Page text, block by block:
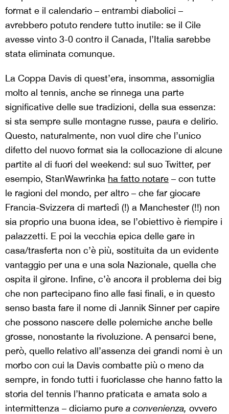
format e il calendario – entrambi diabolici –
avrebbero potuto rendere tutto inutile: se il Cile
avesse vinto 3-0 contro il Canada, l’Italia sarebbe
stata eliminata comunque.
La Coppa Davis di quest’era, insomma, assomiglia
molto al tennis, anche se rinnega una parte
significative delle sue tradizioni, della sua essenza:
si sta sempre sulle montagne russe, paura e delirio.
Questo, naturalmente, non vuol dire che l’unico
difetto del nuovo format sia la collocazione di alcune
partite al di fuori del weekend: sul suo Twitter, per
esempio, StanWawrinka ha fatto notare – con tutte
le ragioni del mondo, per altro – che far giocare
Francia-Svizzera di martedì (!) a Manchester (!!) non
sia proprio una buona idea, se l’obiettivo è riempire i
palazzetti. E poi la vecchia epica delle gare in
casa/trasferta non c’è più, sostituita da un evidente
vantaggio per una e una sola Nazionale, quella che
ospita il girone. Infine, c’è ancora il problema dei big
che non partecipano fino alle fasi finali, e in questo
senso basta fare il nome di Jannik Sinner per capire
che possono nascere delle polemiche anche belle
grosse, nonostante la rivoluzione. A pensarci bene,
però, quello relativo all’assenza dei grandi nomi è un
morbo con cui la Davis combatte più o meno da
sempre, in fondo tutti i fuoriclasse che hanno fatto la
storia del tennis l’hanno praticata e amata solo a
intermittenza – diciamo purea convenienza, ovvero